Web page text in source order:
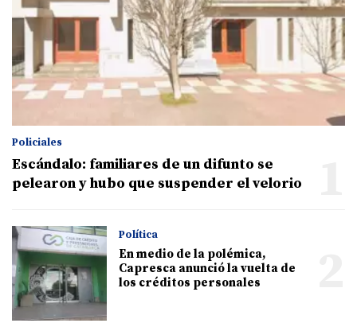
Policiales
Escándalo: familiares de un difunto se
pelearon y hubo que suspender el velorio
Política
En medio de la polémica,
Capresca anunció la vuelta de
los créditos personales